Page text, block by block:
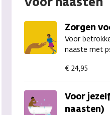
Zorgen
Voor
naaste met
€ 24,95
Voor
naasten)